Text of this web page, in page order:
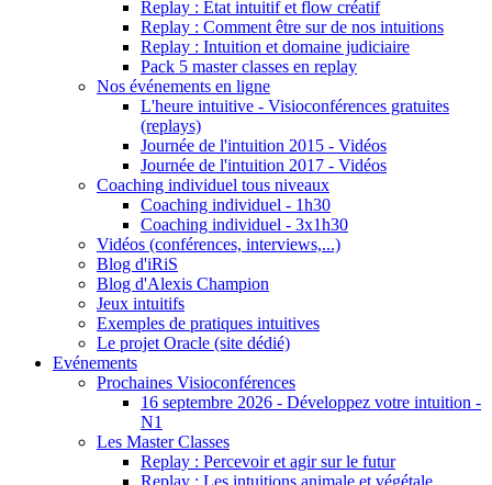
Replay : État intuitif et flow créatif
Replay : Comment être sur de nos intuitions
Replay : Intuition et domaine judiciaire
Pack 5 master classes en replay
Nos événements en ligne
L'heure intuitive - Visioconférences gratuites
(replays)
Journée de l'intuition 2015 - Vidéos
Journée de l'intuition 2017 - Vidéos
Coaching individuel tous niveaux
Coaching individuel - 1h30
Coaching individuel - 3x1h30
Vidéos (conférences, interviews,...)
Blog d'iRiS
Blog d'Alexis Champion
Jeux intuitifs
Exemples de pratiques intuitives
Le projet Oracle (site dédié)
Evénements
Prochaines Visioconférences
16 septembre 2026 - Développez votre intuition -
N1
Les Master Classes
Replay : Percevoir et agir sur le futur
Replay : Les intuitions animale et végétale